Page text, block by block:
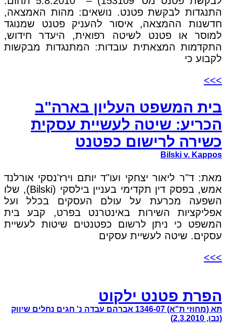
התנגדות לבקשת פטנט. נושאים: מהות האמצאה,
חדשנות ההמצאה, איסור להעניק פטנט שמנוגד
למוסר או פטנט לשיטה רפואית, היעדר חידוש,
התקדמות המצאתית עובדות: המתנגדות מבקשות
לקבוע כי
>>>
בית המשפט העליון בארה"ב
הכריע: שיטה לעשיית עסקית
כשירה לרישום כפטנט
Bilski v. Kappos
מאת: ד"ר ליאור יצחקי ועו"ד יותם וירז'נסקי אורלנד
אמש, בפסק דין תקדימי בעניין בילסקי (Bilski), שלו
השפעה מכרעת על עולם העסקים בכלל ועל
אפליקציות השירות באינטרנט בפרט, קבע בית
המשפט כי ניתן לרשום כפטנטים שיטות לעשיית
עסקים. שיטה לעשיית עסקים
>>>
הפרת פטנט ילקוט
תא (מחוזי ת"א) 1346-07 אברהם עבדה נ' חגים נחלים שיווק
(נבו, 2.3.2010)